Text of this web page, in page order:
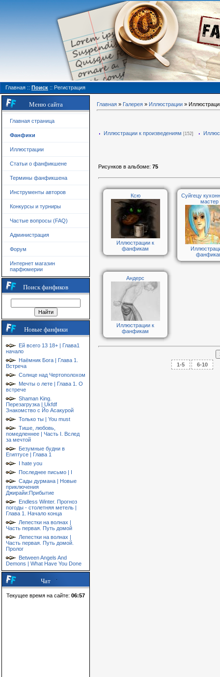
Главная :: Поиск :: Регистрация
Меню сайта
Главная страница
Фанфики
Иллюстрации
Статьи о фанфикшене
Термины фанфикшена
Инструменты авторов
Конкурсы и турниры
Частые вопросы (FAQ)
Администрация
Форум
Интернет магазин
парфюмерии
Поиск фанфиков
Новые фанфики
Ей всего 13 18+ | Глава1
начало
Наёмник Бога | Глава 1.
Встреча
Солнце над Чертополохом
Мечты о лете | Глава 1. О
встрече
Shaman King.
Перезагрузка | Ukfdf
Знакомство с Йо Асакурой
Только ты | You must
Тише, любовь,
помедленнее | Часть I. Вслед
за мечтой
Безумные будни в
Египтусе | Глава 1
I hate you
Последнее письмо | I
Сады дурмана | Новые
приключения
Джирайи:Прибытие
Endless Winter. Прогноз
погоды - столетняя метель |
Глава 1. Начало конца
Лепестки на волнах |
Часть первая. Путь домой
Лепестки на волнах |
Часть первая. Путь домой.
Пролог
Between Angels And
Demons | What Have You Done
Чат
Текущее время на сайте: 06:57
Главная » Галерея » Иллюстрации »
Иллюстрации к произведениям [152]
Рисунков в альбоме: 75
Ксю
Иллюстрации к
фанфикам
Суйгецу
мастер
Андерс
Иллюстрации к
фанфикам
1-5 6-10